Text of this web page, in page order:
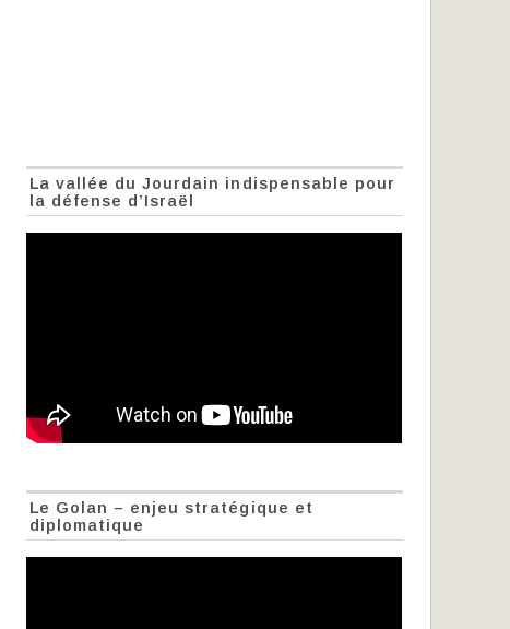
La vallée du Jourdain indispensable pour
la défense d’Israël
Le Golan – enjeu stratégique et
diplomatique